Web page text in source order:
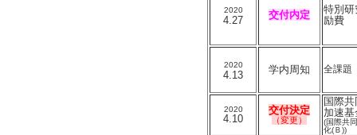
2020
4.27 交付内定
特別研
励費
2020
4.13 学内周知 全課題
2020
4.10
交付決定
（変更）
国際
加速基
(国際共
化(Ｂ))